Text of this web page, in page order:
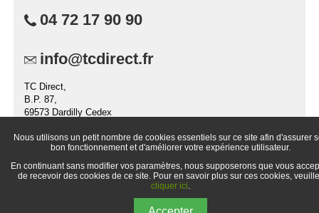
04 72 17 90 90
info@tcdirect.fr
TC Direct,
B.P. 87,
69573 Dardilly Cedex
2026 TC Direct (la division distribution de TC S.A.S)
Nous utilisons un petit nombre de cookies essentiels sur ce site afin d'assurer
bon fonctionnement et d'améliorer votre expérience utilisateur.
En continuant sans modifier vos paramètres, nous supposerons que vous
de recevoir des cookies de ce site. Pour en savoir plus sur ces cookies,
cliquer ici.